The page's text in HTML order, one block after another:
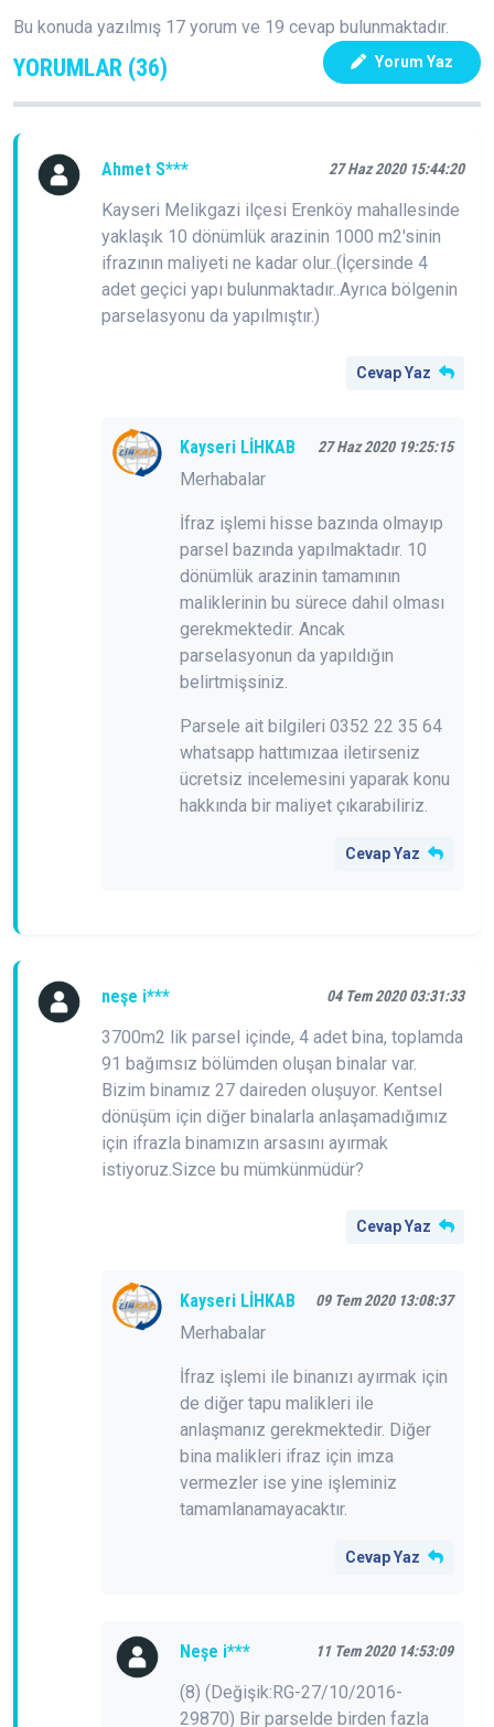
Bu konuda yazılmış 17 yorum ve 19 cevap bulunmaktadır.
YORUMLAR (36) Yorum Yaz
Ahmet S*** 27 Haz 2020 15:44:20
Kayseri Melikgazi ilçesi Erenköy mahallesinde
yaklaşık 10 dönümlük arazinin 1000 m2'sinin
ifrazının maliyeti ne kadar olur..(İçersinde 4
adet geçici yapı bulunmaktadır..Ayrıca bölgenin
parselasyonu da yapılmıştır.)
Cevap Yaz
Kayseri LİHKAB 27 Haz 2020 19:25:15
Merhabalar
İfraz işlemi hisse bazında olmayıp
parsel bazında yapılmaktadır. 10
dönümlük arazinin tamamının
maliklerinin bu sürece dahil olması
gerekmektedir. Ancak
parselasyonun da yapıldığın
belirtmişsiniz.
Parsele ait bilgileri 0352 22 35 64
whatsapp hattımızaa iletirseniz
ücretsiz incelemesini yaparak konu
hakkında bir maliyet çıkarabiliriz.
Cevap Yaz
neşe i*** 04 Tem 2020 03:31:33
3700m2 lik parsel içinde, 4 adet bina, toplamda
91 bağımsız bölümden oluşan binalar var.
Bizim binamız 27 daireden oluşuyor. Kentsel
dönüşüm için diğer binalarla anlaşamadığımız
için ifrazla binamızın arsasını ayırmak
istiyoruz.Sizce bu mümkünmüdür?
Cevap Yaz
Kayseri LİHKAB 09 Tem 2020 13:08:37
Merhabalar
İfraz işlemi ile binanızı ayırmak için
de diğer tapu malikleri ile
anlaşmanız gerekmektedir. Diğer
bina malikleri ifraz için imza
vermezler ise yine işleminiz
tamamlanamayacaktır.
Cevap Yaz
Neşe i*** 11 Tem 2020 14:53:09
(8) (Değişik:RG-27/10/2016-
29870) Bir parselde birden fazla